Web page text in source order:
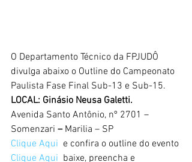
O Departamento Técnico da FPJUDÔ
divulga abaixo o Outline do Campeonato
Paulista Fase Final Sub-13 e Sub-15.
LOCAL: Ginásio Neusa Galetti.
Avenida Santo Antônio, nº 2701 –
Somenzari – Marilia – SP
Clique Aqui e confira o outline do evento
Clique Aqui baixe, preencha e